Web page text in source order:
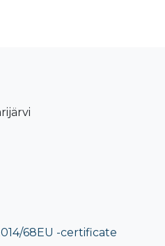
68EU -certificate